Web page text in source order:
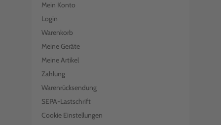
Mein Konto
Login
Warenkorb
Meine Geräte
Meine Artikel
Zahlung
Warenrücksendung
SEPA-Lastschrift
Cookie Einstellungen